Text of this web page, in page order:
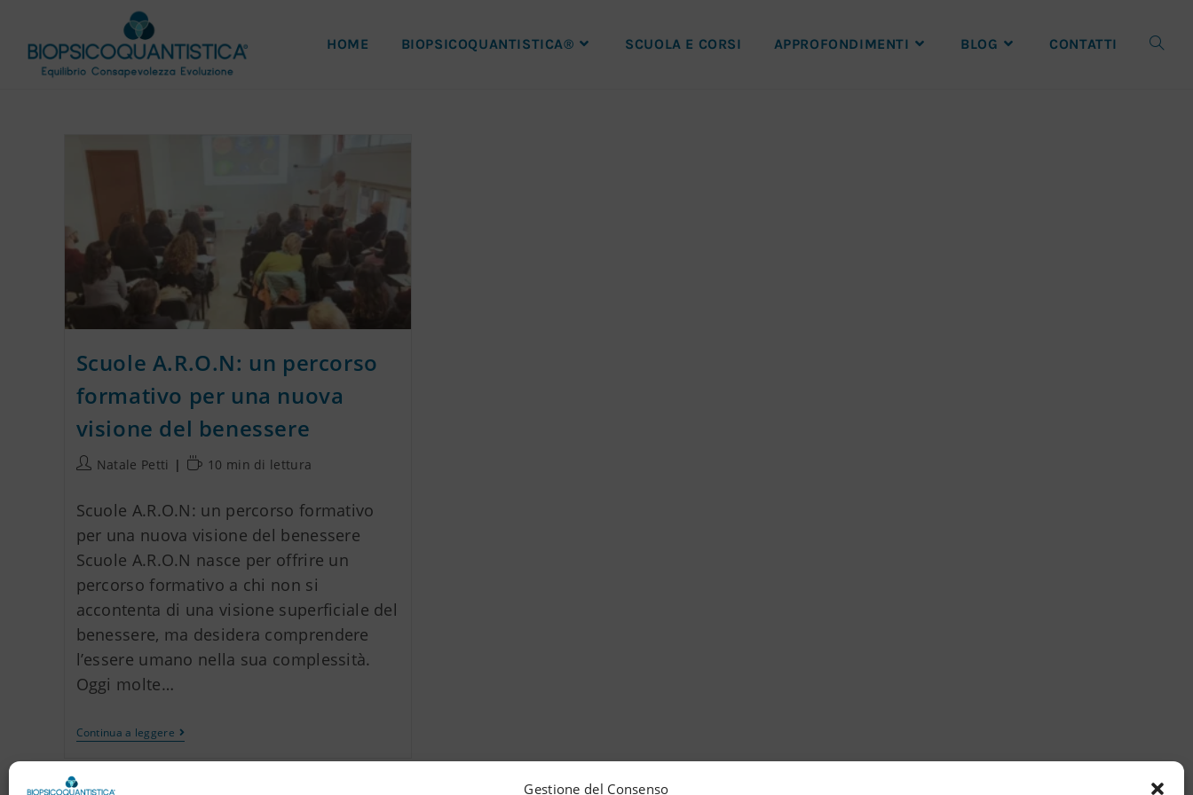
Gestione del Consenso
HOME BIOPSICOQUANTISTICA® SCUOLA E CORSI APPROFONDIMENTI BLOG CONTATTI
Scuole A.R.O.N: un percorso
formativo per una nuova
visione del benessere
Natale Petti 10 min di lettura
Scuole A.R.O.N: un percorso formativo
per una nuova visione del benessere
Scuole A.R.O.N nasce per offrire un
percorso formativo a chi non si
accontenta di una visione superficiale del
benessere, ma desidera comprendere
l’essere umano nella sua complessità.
Oggi molte…
Continua a leggere